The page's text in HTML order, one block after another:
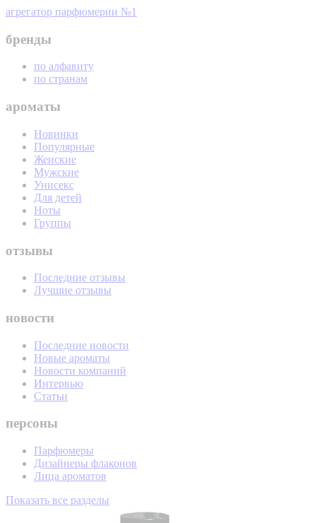
агрегатор парфюмерии №1
бренды
по алфавиту
по странам
ароматы
Новинки
Популярные
Женские
Мужские
Унисекс
Для детей
Ноты
Группы
отзывы
Последние отзывы
Лучшие отзывы
новости
Последние новости
Новые ароматы
Новости компаний
Интервью
Статьи
персоны
Парфюмеры
Дизайнеры флаконов
Лица ароматов
Показать все разделы